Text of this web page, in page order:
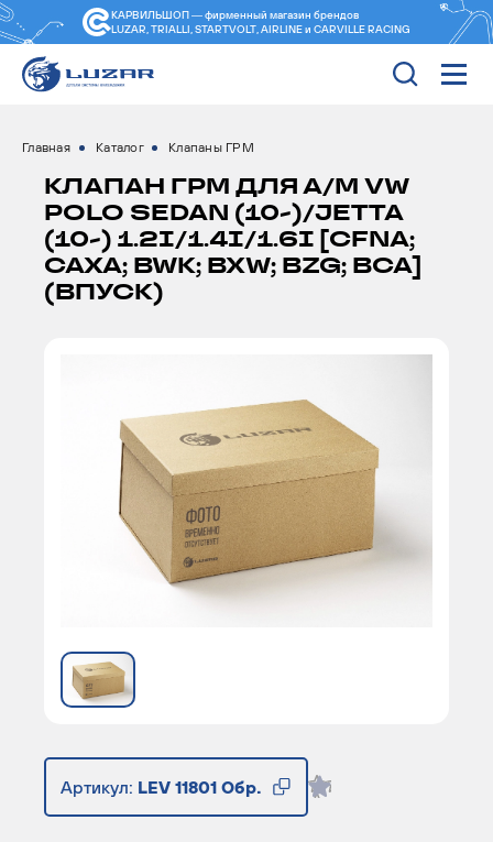
КАРВИЛЬШОП — фирменный магазин брендов
LUZAR, TRIALLI, STARTVOLT, AIRLINE и CARVILLE RACING
Главная Каталог Клапаны ГРМ
КЛАПАН ГРМ ДЛЯ А/М VW
POLO SEDAN (10-)/JETTA
(10-) 1.2I/1.4I/1.6I [CFNA;
CAXA; BWK; BXW; BZG; BCA]
(ВПУСК)
Артикул: LEV 11801 Обр.